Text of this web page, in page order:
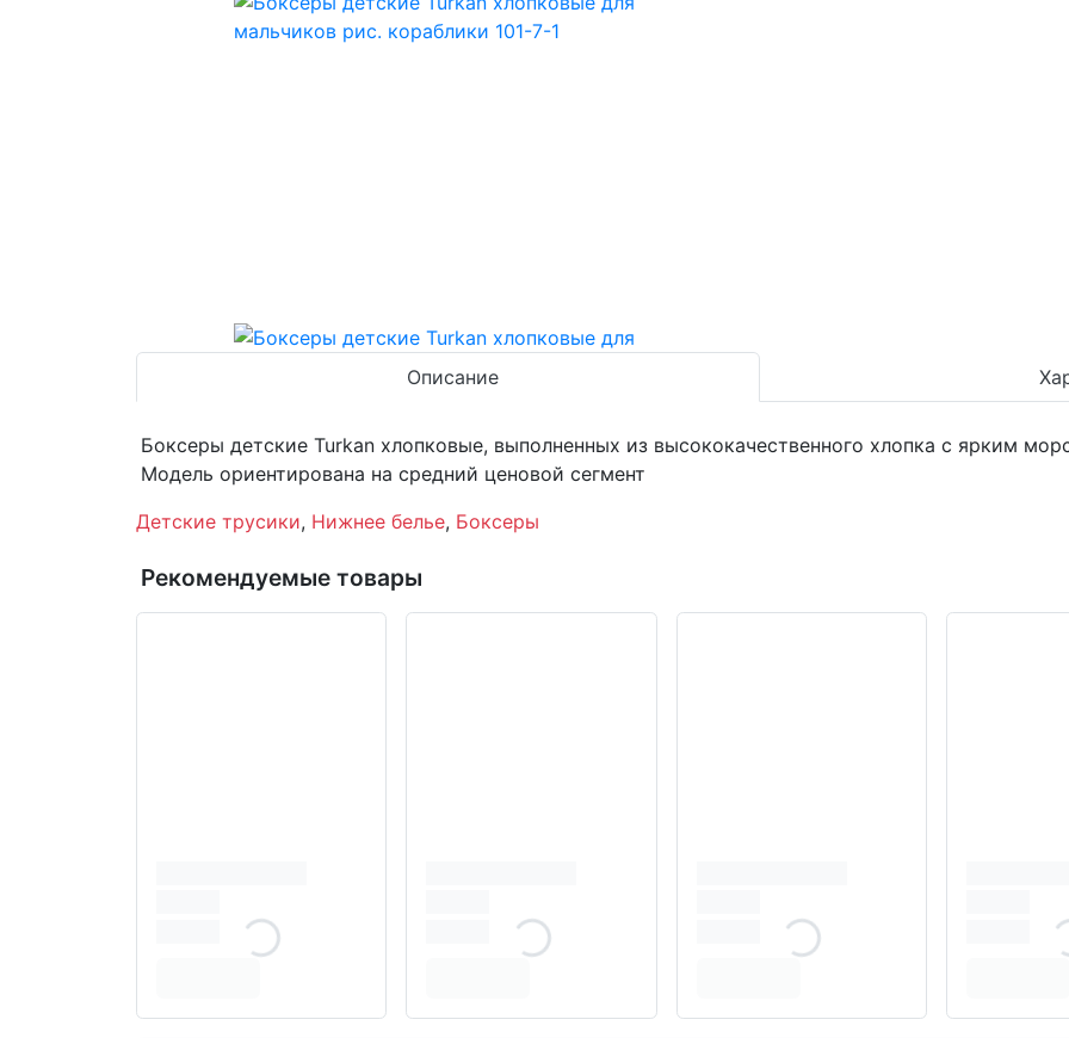
Описание
Боксеры детские Turkan хлопковые, выполненных из высококачественного хлопка с ярким
Модель ориентирована на средний ценовой сегмент
Детские трусики, Нижнее белье, Боксеры
Рекомендуемые товары